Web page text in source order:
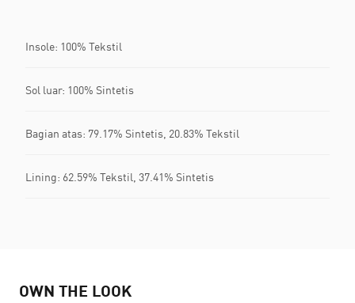
Insole: 100% Tekstil
Sol luar: 100% Sintetis
Bagian atas: 79.17% Sintetis, 20.83% Tekstil
Lining: 62.59% Tekstil, 37.41% Sintetis
OWN THE LOOK